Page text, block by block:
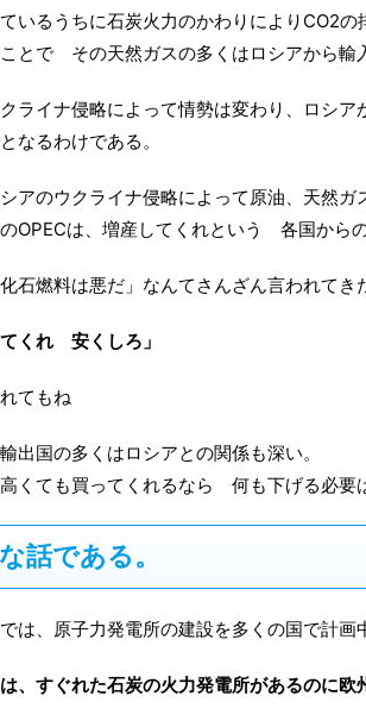
いるうちに石炭火力のかわりによりCO2
とで その天然ガスの多くはロシアから輸
ライナ侵略によって情勢は変わり、ロシ
なるわけである。
アのウクライナ侵略によって原油、天然ガ
OPECは、増産してくれという 各国か
石燃料は悪だ」なんてさんざん言われて
てくれ 安くしろ」
てもね
出国の多くはロシアとの関係も深い。
くても買ってくれるなら 何も下げる必要
話である。
は、原子力発電所の建設を多くの国で計画
、すぐれた石炭の火力発電所があるのに欧